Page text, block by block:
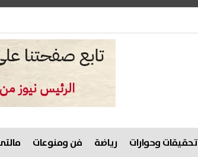
تحقيقات وحوارات رياضة فن ومنوعات